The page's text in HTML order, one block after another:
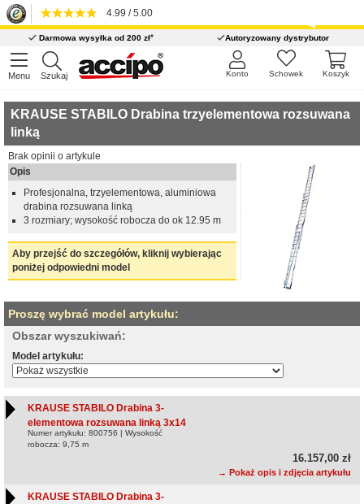
4.99 / 5.00
Darmowa wysyłka od 200 zł* Autoryzowany dystrybutor
Menu Szukaj Koszyk
Schowek
Konto
KRAUSE STABILO Drabina trzyelementowa rozsuwana
linką
Brak opinii o artykule
Opis
Profesjonalna, trzyelementowa, aluminiowa
drabina rozsuwana linką
3 rozmiary; wysokość robocza do ok 12.95 m
Aby przejść do szczegółów, kliknij wybierając
poniżej odpowiedni model
Proszę wybrać model artykułu:
Obszar wyszukiwań:
Model artykułu:
KRAUSE STABILO Drabina 3-
elementowa rozsuwana linką 3x14
Numer artykułu: 800756 | Wysokość
robocza: 9,75 m
16.157,00 zł
→ Pokaż opis i zdjęcia artykułu
KRAUSE STABILO Drabina 3-